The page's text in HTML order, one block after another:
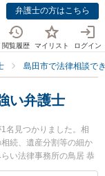
弁護士の方はこちら
閲覧履歴 マイリスト ログイン
島田市で法律相談で
い弁護士
名見つかりました。相
続、遺産分割等の細か
い法律事務所の鳥居 恭
注目されています。